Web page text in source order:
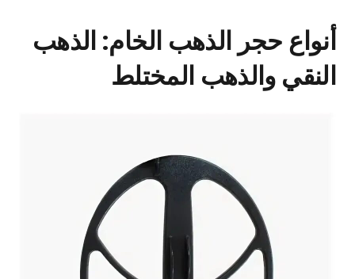
أنواع حجر الذهب الخام: الذهب
النقي والذهب المختلط